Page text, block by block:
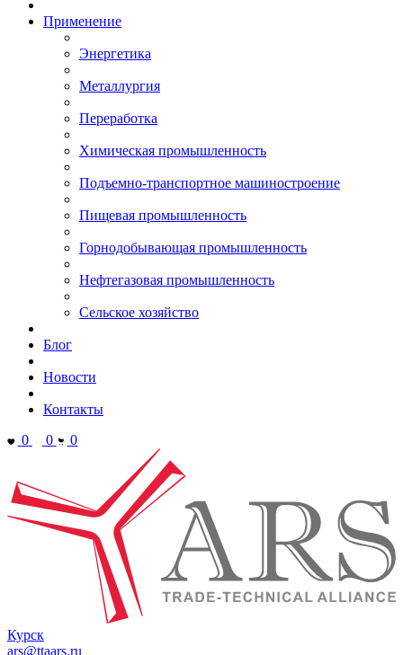
Применение
Энергетика
Металлургия
Переработка
Химическая промышленность
Подъемно-транспортное машиностроение
Пищевая промышленность
Горнодобывающая промышленность
Нефтегазовая промышленность
Сельское хозяйство
Блог
Новости
Контакты
0
0 0
Курск
ars@ttaars.ru